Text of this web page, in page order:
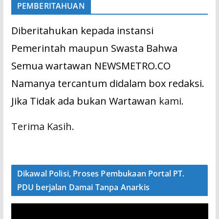
PEMBERITAHUAN
Diberitahukan kepada instansi
Pemerintah maupun Swasta Bahwa
Semua wartawan NEWSMETRO.CO
Namanya tercantum didalam box redaksi.
Jika Tidak ada bukan Wartawan kami.
Terima Kasih.
Dikawal Polisi, Proses Pembukaan Portal PT.
PDU berjalan Damai Tanpa Anarkis